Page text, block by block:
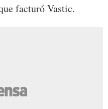
facturó Vastic.